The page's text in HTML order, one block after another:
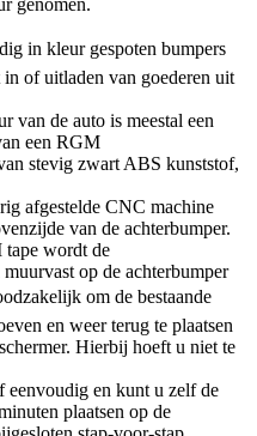
genomen.
in kleur gespoten bumpers
of uitladen van goederen uit
van de auto is meestal een
een RGM
stevig zwart ABS kunststof,
afgestelde CNC machine
van de achterbumper.
wordt de
op de achterbumper
om de bestaande
en weer terug te plaatsen
Hierbij hoeft u niet te
eenvoudig en kunt u zelf de
plaatsen op de